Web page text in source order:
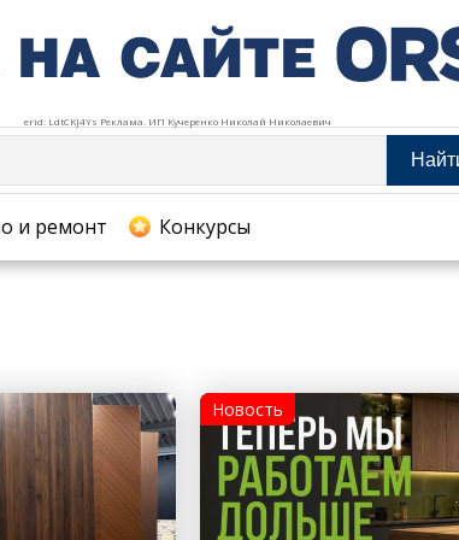
erid: LdtCKJ4Ys Реклама. ИП Кучеренко Николай Николаевич
и ремонт Конкурсы
Новость